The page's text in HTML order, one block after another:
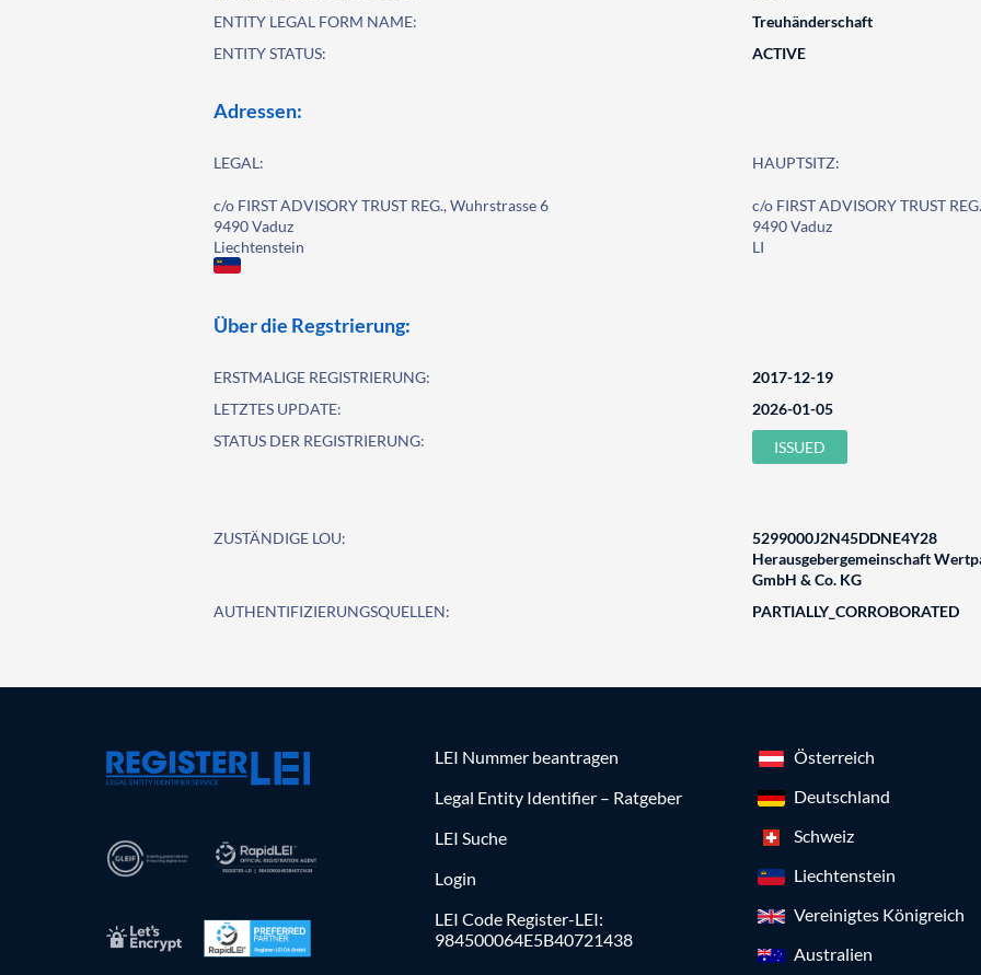
ENTITY LEGAL FORM NAME:
Treuhänderschaft
ENTITY STATUS:
ACTIVE
Adressen:
LEGAL:
c/o FIRST ADVISORY TRUST REG., Wuhrstrasse 6
9490 Vaduz
Liechtenstein
HAUPTSITZ:
c/o FIRST ADVISORY TRUST
9490 Vaduz
LI
Über die Regstrierung:
ERSTMALIGE REGISTRIERUNG:
2017-12-19
LETZTES UPDATE:
2026-01-05
STATUS DER REGISTRIERUNG:
ISSUED
ZUSTÄNDIGE LOU:
5299000J2N45DDNE4Y28
Herausgebergemeinschaft
GmbH & Co. KG
AUTHENTIFIZIERUNGSQUELLEN:
PARTIALLY_CORROBORATED
LEI Nummer beantragen
Legal Entity Identifier – Ratgeber
LEI Suche
Login
LEI Code Register-LEI:
984500064E5B40721438
Österreich
Deutschland
Schweiz
Liechtenstein
Vereinigtes Königreich
Australien